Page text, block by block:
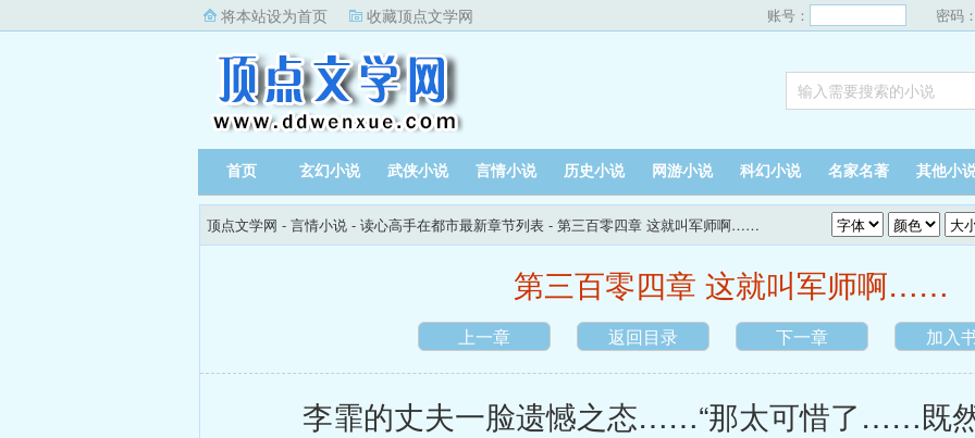
将本站设为首页 收藏顶点文学网 账号： 密码
首页 玄幻小说 武侠小说 言情小说 历史小说 网游小说 科幻小说 名家名著 其他小
顶点文学网 - 言情小说 - 读心高手在都市最新章节列表 - 第三百零四章 这就叫军师啊……
第三百零四章 这就叫军师啊……
上一章 返回目录 下一章 加入
李霏的丈夫一脸遗憾之态……“那太可惜了……既然